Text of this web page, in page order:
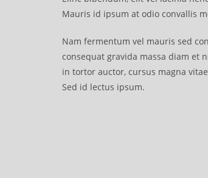
Mauris id ipsum at odio convallis
Nam fermentum vel mauris sed
consequat gravida massa diam et
in tortor auctor, cursus magna
Sed id lectus ipsum.